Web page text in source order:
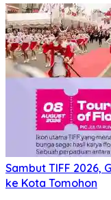
Twitter(Membuka
di
jendela
yang
baru)
di
jendela
yang
baru)
Sambut TIFF 2026,
ke Kota Tomohon